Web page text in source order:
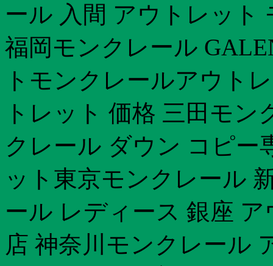
ール 入間 アウトレット
福岡モンクレール
トモンクレールアウト
トレット 価格 三田モン
クレール ダウン コピー
ット東京モンクレール
ール レディース 銀座
店 神奈川モンクレール